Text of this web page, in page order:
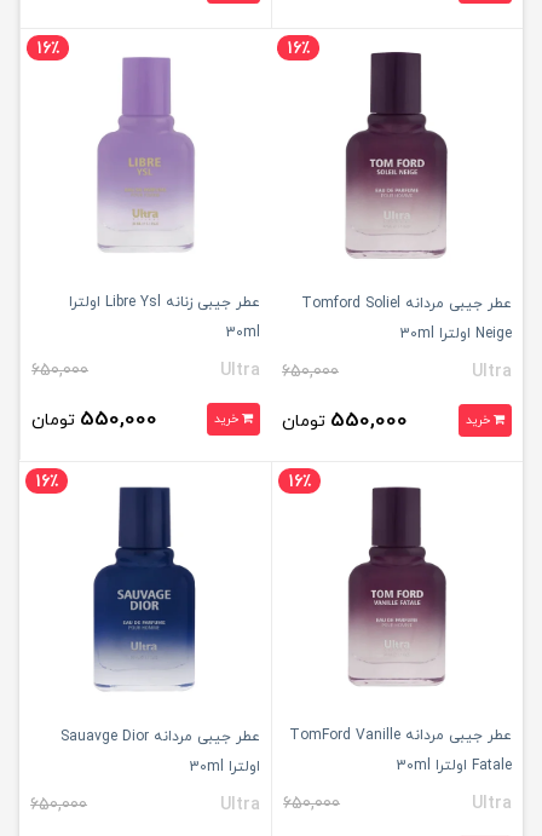
16٪
عطر جیبی مردانه Tomford Soliel
Neige اولترا 30ml
Ultra
650,000
خرید 550,000 تومان
16٪
عطر جیبی زنانه Libre Ysl اولترا
30ml
Ultra
650,000
خرید 550,000 تومان
16٪
عطر جیبی مردانه TomFord Vanille
Fatale اولترا 30ml
Ultra
650,000
16٪
عطر جیبی مردانه Sauavge Dior
اولترا 30ml
Ultra
650,000